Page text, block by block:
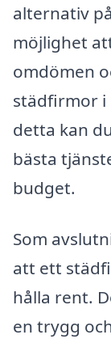
alternativ
möjlighet
omdömen
städfirmor i
detta kan
bästa
budget.
Som
att ett
hålla rent.
en trygg